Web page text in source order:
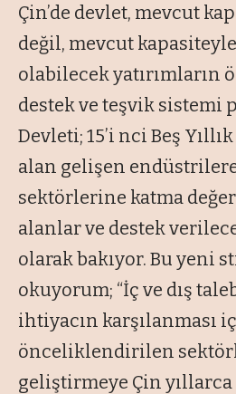
Çin’de devlet, mevcut
değil, mevcut
olabilecek yatırımların
destek ve teşvik sistemi
Devleti; 15’i nci Beş
alan gelişen
sektörlerine katma
alanlar ve destek
olarak bakıyor. Bu yeni
okuyorum; “İç ve dış
ihtiyacın karşılanması
önceliklendirilen
geliştirmeye Çin